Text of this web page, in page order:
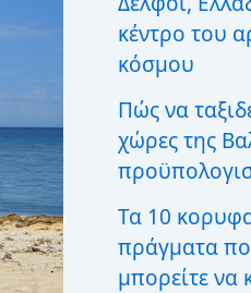
ι
α
κέντρο του
κόσμου
Πώς να
χώρες της
Τα 10
πράγματα
μπορείτε να